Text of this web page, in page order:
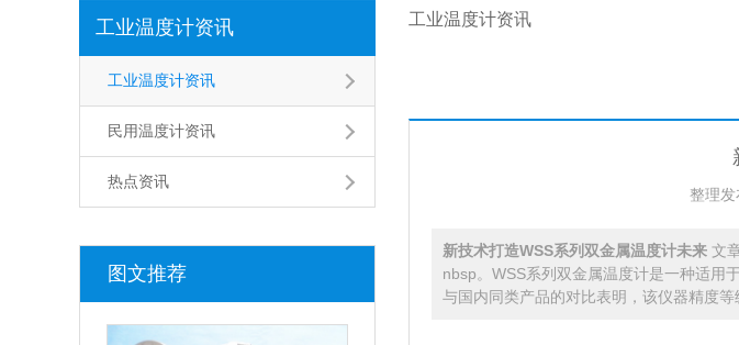
工业温度计资讯
工业温度计资讯
民用温度计资讯
热点资讯
图文推荐
工业温度计资讯
整理
新技术打造WSS系列双金属温度计未来 文
nbsp。WSS系列双金属温度计是一种适用
与国内同类产品的对比表明，该仪器精度等